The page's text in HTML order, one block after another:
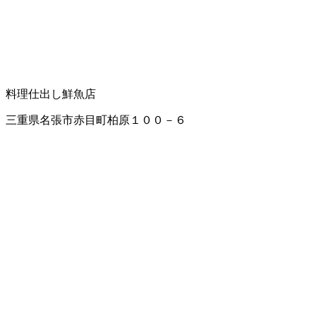
料理仕出し鮮魚店
三重県名張市赤目町柏原１００－６